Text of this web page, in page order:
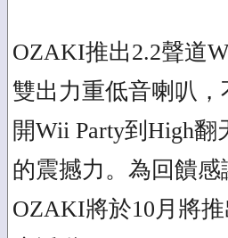
OZAKI推出2.2聲道
雙出力重低音喇叭
開Wii Party到High
的震撼力。為回饋
OZAKI將於10月將